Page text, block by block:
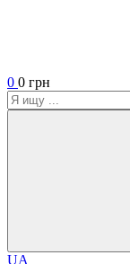
0 0 грн
UA